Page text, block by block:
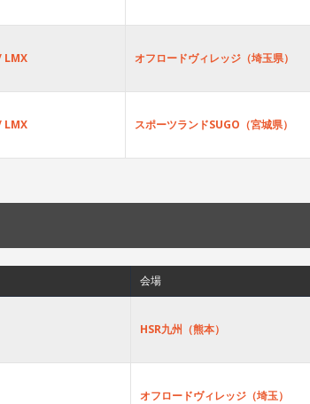
LMX オフロードヴィレッジ（埼玉県）
LMX スポーツランドSUGO（宮城県）
会場
HSR九州（熊本）
オフロードヴィレッジ（埼玉）